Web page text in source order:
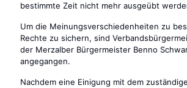
bestimmte Zeit nicht mehr ausgeübt
Um die Meinungsverschiedenheiten zu
Rechte zu sichern, sind
der Merzalber Bürgermeister Benno
angegangen.
Nachdem eine Einigung mit dem